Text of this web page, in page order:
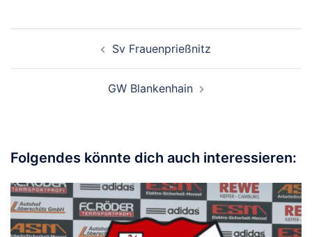
Sv Frauenprießnitz
GW Blankenhain
Folgendes könnte dich auch interessieren: